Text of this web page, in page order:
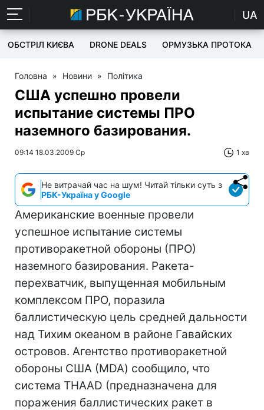
UA
ОБСТРІЛ КИЄВА DRONE DEALS ОРМУЗЬКА ПРОТОКА
Головна » Новини » Політика
США успешно провели
испытание системы ПРО
наземного базирования.
09:14 18.03.2009 Ср 1 хв
Не витрачай час на шум! Читай тільки суть з
РБК-Україна у Google
Американские военные провели
успешное испытание системы
противоракетной обороны (ПРО)
наземного базирования. Ракета-
перехватчик, выпущенная мобильным
комплексом ПРО, поразила
баллистическую цель средней дальности
над Тихим океаном в районе Гавайских
островов. Агентство противоракетной
обороны США (MDA) сообщило, что
система THAAD (предназначена для
поражения баллистических ракет в